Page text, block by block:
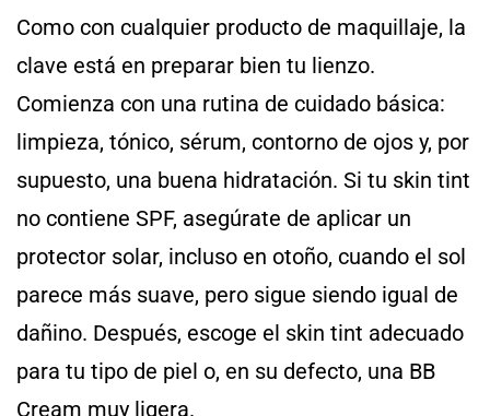
Como con cualquier producto de maquillaje, la
clave está en preparar bien tu lienzo.
Comienza con una rutina de cuidado básica:
limpieza, tónico, sérum, contorno de ojos y, por
supuesto, una buena hidratación. Si tu skin tint
no contiene SPF, asegúrate de aplicar un
protector solar, incluso en otoño, cuando el sol
parece más suave, pero sigue siendo igual de
dañino. Después, escoge el skin tint adecuado
para tu tipo de piel o, en su defecto, una BB
Cream muy ligera.